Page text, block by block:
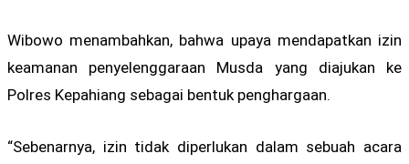
Wibowo menambahkan, bahwa upaya mendapatkan izin
keamanan penyelenggaraan Musda yang diajukan ke
Polres Kepahiang sebagai bentuk penghargaan.
“Sebenarnya, izin tidak diperlukan dalam sebuah acara